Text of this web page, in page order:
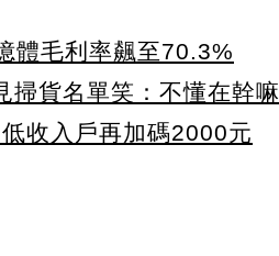
體毛利率飆至70.3%
掃貨名單笑：不懂在幹嘛
收入戶再加碼2000元